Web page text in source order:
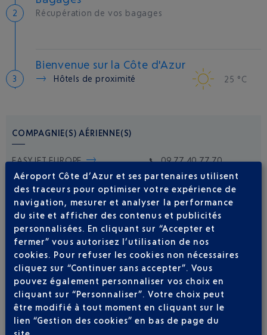
Récupération de vos bagages
Bienvenue sur la Côte d'Azur
Hôtels de proximité 25 °C
COMPAGNIE(S) AÉRIENNE(S)
EASYJET EUROPE 09 77 40 77 70
Soyez notifié(e) de
toutes les évolutions
pour ce vol
Aéroport Côte d’Azur et ses partenaires utilisent
des traceurs pour optimiser votre expérience de
navigation, mesurer et analyser la performance
du site et afficher des contenus et publicités
personnalisées. En cliquant sur “Accepter et
fermer” vous autorisez l’utilisation de nos
cookies. Pour refuser les cookies non nécessaires
cliquez sur “Continuer sans accepter”. Vous
pouvez également personnaliser vos choix en
cliquant sur “Personnaliser”. Votre choix peut
être modifié à tout moment en cliquant sur le
lien “Gestion des cookies” en bas de page du